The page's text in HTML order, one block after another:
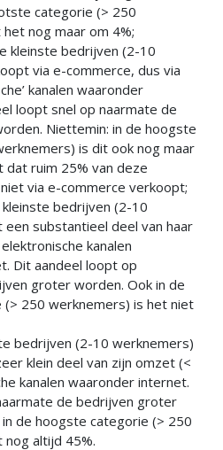
categorie (> 250
nog maar om 4%;
kleinste bedrijven (2-10
via e-commerce, dus via
kanalen waaronder
loopt snel op naarmate de
Niettemin: in de hoogste
is dit ook nog maar
dat ruim 25% van deze
via e-commerce verkoopt;
bedrijven (2-10
substantieel deel van haar
kanalen
Dit aandeel loopt op
groter worden. Ook in de
250 werknemers) is het niet
bedrijven (2-10 werknemers)
klein deel van zijn omzet (<
kanalen waaronder internet.
de bedrijven groter
de hoogste categorie (> 250
altijd 45%.